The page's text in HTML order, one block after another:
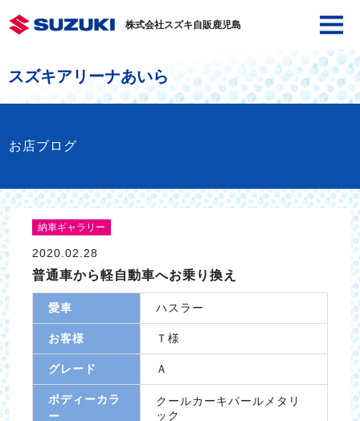
株式会社スズキ自販鹿児島
スズキアリーナあいら
お店ブログ
納車ギャラリー
2020.02.28
普通車から軽自動車へお乗り換え
愛車 ハスラー
お客様 Ｔ様
グレード Ａ
ボディーカラ
ー
クールカーキパールメタリ
ック